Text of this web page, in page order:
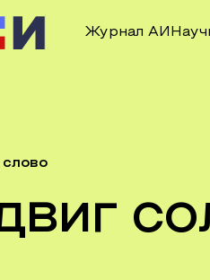
Журнал АИ